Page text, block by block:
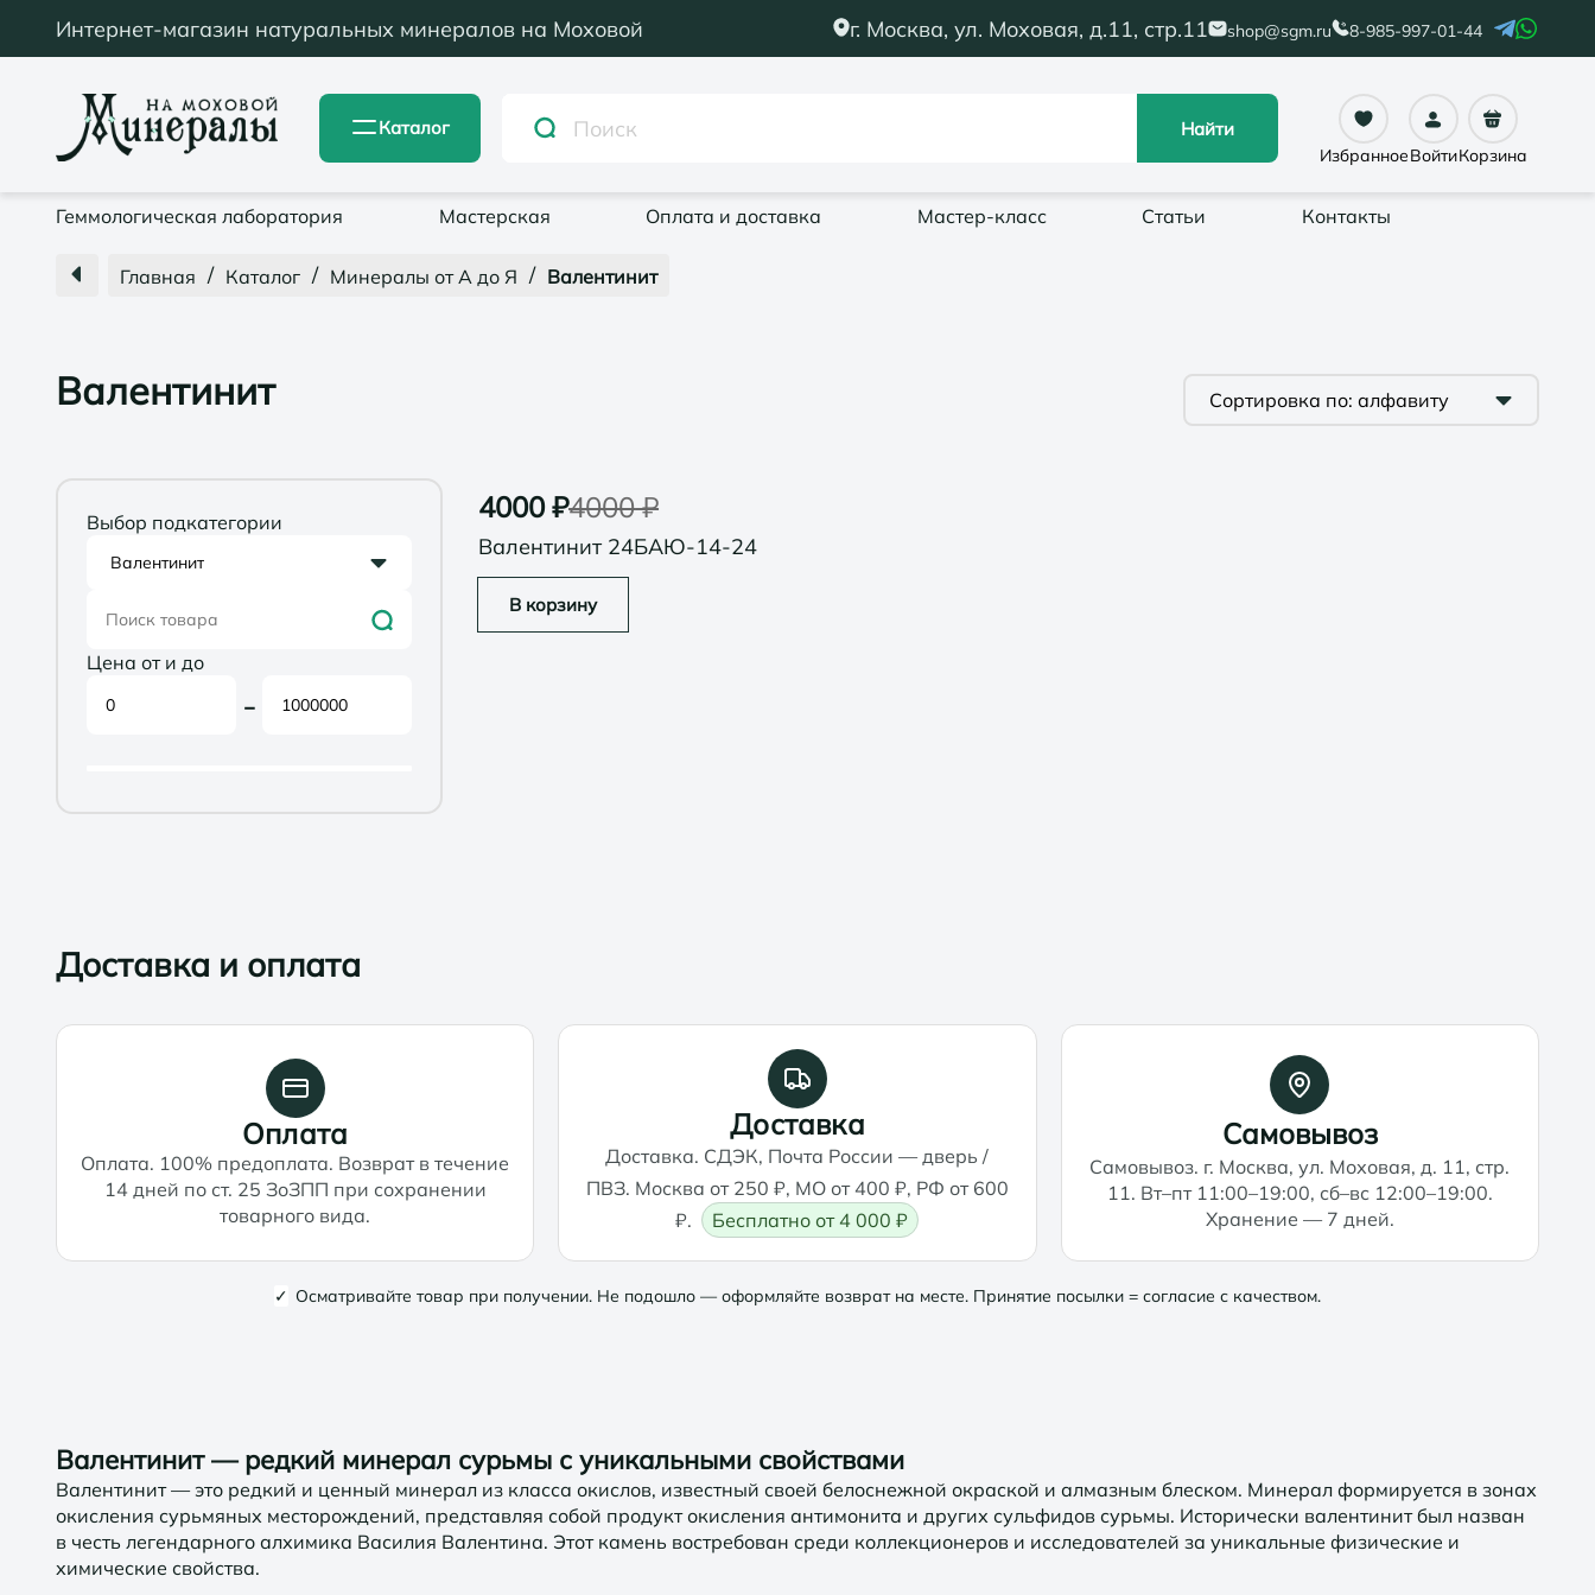
Интернет-магазин натуральных минералов на Моховой г. Москва, ул. Моховая, д.11, стр.11 shop@sgm.ru 8-985-997-01-44
Каталог Найти
ИзбранноеВойтиКорзина
Геммологическая лаборатория Мастерская Оплата и доставка Мастер-класс Статьи Контакты
Главная / Каталог / Минералы от А до Я / Валентинит
Валентинит Сортировка по: алфавиту
Выбор подкатегории
Валентинит
Цена от и до
-
4000₽4000₽
Валентинит 24БАЮ-14-24
В корзину
Доставка и оплата
Оплата
Оплата. 100% предоплата. Возврат в течение
14 дней по ст. 25 ЗоЗПП при сохранении
товарного вида.
Доставка
Доставка. СДЭК, Почта России — дверь /
ПВЗ. Москва от 250 ₽, МО от 400 ₽, РФ от 600
₽.
Бесплатно от 4 000 ₽
Самовывоз
Самовывоз. г. Москва, ул. Моховая, д. 11, стр.
11. Вт–пт 11:00–19:00, сб–вс 12:00–19:00.
Хранение — 7 дней.
✓ Осматривайте товар при получении. Не подошло — оформляйте возврат на месте. Принятие посылки = согласие с качеством.
Валентинит — редкий минерал сурьмы с уникальными свойствами
Валентинит — это редкий и ценный минерал из класса окислов, известный своей белоснежной окраской и алмазным блеском. Минерал формируется в зонах
окисления сурьмяных месторождений, представляя собой продукт окисления антимонита и других сульфидов сурьмы. Исторически валентинит был назван
в честь легендарного алхимика Василия Валентина. Этот камень востребован среди коллекционеров и исследователей за уникальные физические и
химические свойства.